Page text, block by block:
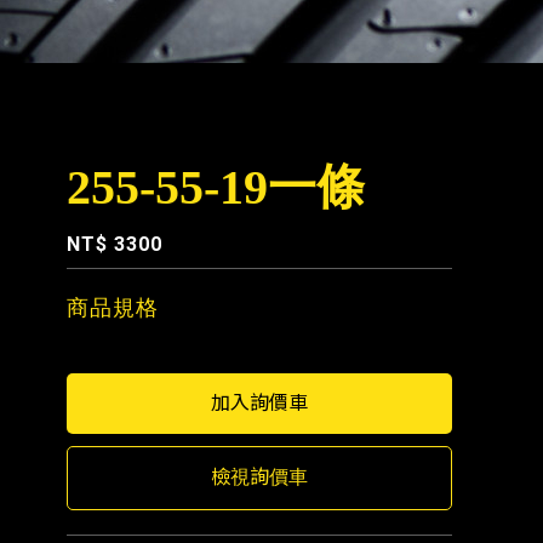
255-55-19一條
NT$ 3300
商品規格
檢視詢價車